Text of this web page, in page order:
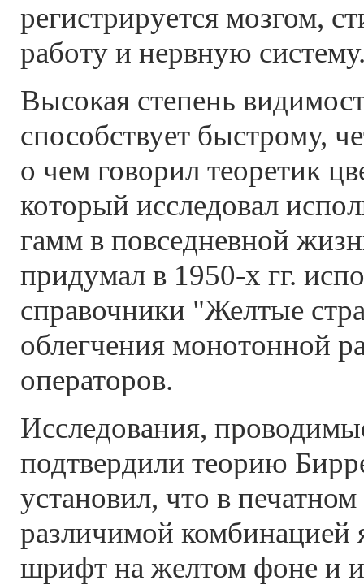
регистрируется мозгом,
работу и нервную
Высокая степень
способствует быстрому,
о чем говорил теоретик
который исследовал
гамм в повседневной
придумал в 1950-х гг.
справочники "Желтые
облегчения монотонной
операторов.
Исследования,
подтвердили теорию
установил, что в
различимой комбинацией
шрифт на желтом фоне и